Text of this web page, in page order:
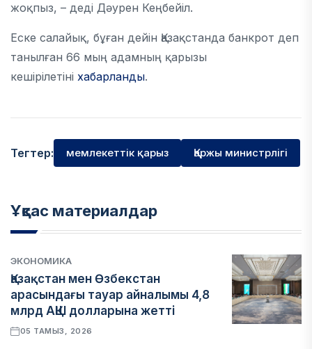
жоқпыз, – деді Дәурен Кеңбейіл.
Еске салайық, бұған дейін Қазақстанда банкрот деп
танылған 66 мың адамның қарызы
кешірілетіні хабарланды.
Тегтер: мемлекеттік қарыз Қаржы министрлігі
Ұқсас материалдар
ЭКОНОМИКА
Қазақстан мен Өзбекстан
арасындағы тауар айналымы 4,8
млрд АҚШ долларына жетті
05 ТАМЫЗ, 2026